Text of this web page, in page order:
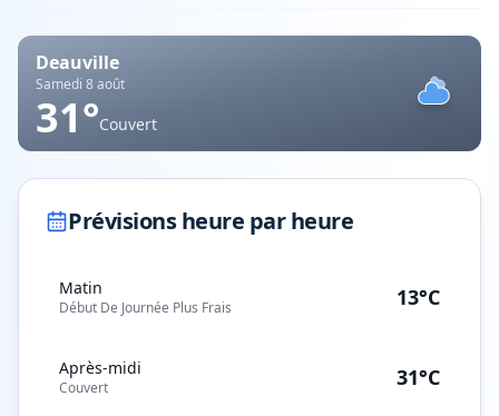
Deauville
Samedi 8 août
31°Couvert
Prévisions heure par heure
Matin
Début De Journée Plus Frais 13°C
Après-midi
Couvert 31°C